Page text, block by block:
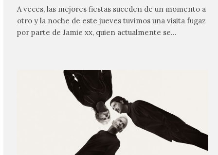
A veces, las mejores fiestas suceden de un momento a
otro y la noche de este jueves tuvimos una visita fugaz
por parte de Jamie xx, quien actualmente se